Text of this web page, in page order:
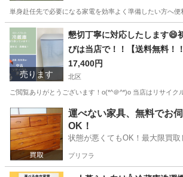
単身赴任先で必要になる家電を効率よく準備したい方へ
神奈川 横浜市 キッチン家電 商品
売ります
懇切丁寧に対応したします😄
びは当店で！！【送料無料！！
17,400円
北区
ご閲覧ありがとうございます！o(*^＠^*)o 当店はリサイ
東京 北区 キッチン家電 千葉 市川市
取り付け
運べない家具、無料でお
OK！
状態が悪くてもOK！最大限買取
プリフラ